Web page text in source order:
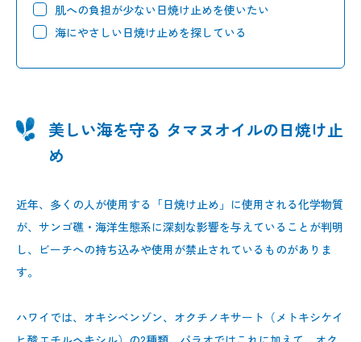
肌への負担が少ない日焼け止めを使いたい
海にやさしい日焼け止めを探している
美しい海を守る タマヌオイルの日焼け止
め
近年、多くの人が使用する「日焼け止め」に使用される化学物質
が、サンゴ礁・海洋生態系に深刻な影響を与えていることが判明
し、ビーチへの持ち込みや使用が禁止されているものがありま
す。
ハワイでは、オキシベンゾン、オクチノキサート（メトキシケイ